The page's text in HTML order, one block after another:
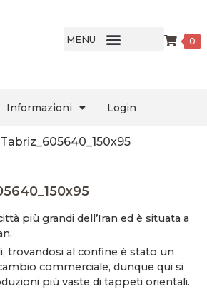
MENU 0
Informazioni Login
più grandi dell’Iran ed è situata a
trovandosi al confine è stato un
commerciale, dunque qui si
più vaste di tappeti orientali.